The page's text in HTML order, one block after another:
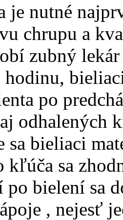
je nutné
chrupu a
zubný
hodinu,
po
odhalených
sa bieliaci
kľúča sa
po bielení sa
, nejesť